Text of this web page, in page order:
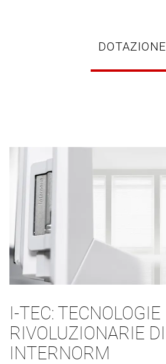
DOTAZIONE
I-TEC: TECNOLOGIE
RIVOLUZIONARIE DI
INTERNORM